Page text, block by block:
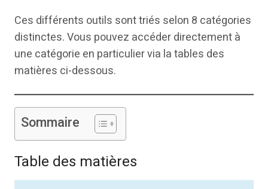
Ces différents outils sont triés selon 8 catégories
distinctes. Vous pouvez accéder directement à
une catégorie en particulier via la tables des
matières ci-dessous.
Sommaire
Table des matières